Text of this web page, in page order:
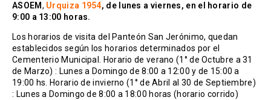
ASOEM, Urquiza 1954, de lunes a viernes, en el horario de
9:00 a 13:00 horas.
Los horarios de visita del Panteón San Jerónimo, quedan
establecidos según los horarios determinados por el
Cementerio Municipal. Horario de verano (1° de Octubre a 31
de Marzo) : Lunes a Domingo de 8:00 a 12:00 y de 15:00 a
19:00 hs. Horario de invierno (1° de Abril al 30 de Septiembre)
: Lunes a Domingo de 8:00 a 18:00 horas (horario corrido)